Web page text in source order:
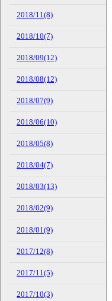
2018/11(8)
2018/10(7)
2018/09(12)
2018/08(12)
2018/07(9)
2018/06(10)
2018/05(8)
2018/04(7)
2018/03(13)
2018/02(9)
2018/01(9)
2017/12(8)
2017/11(5)
2017/10(3)